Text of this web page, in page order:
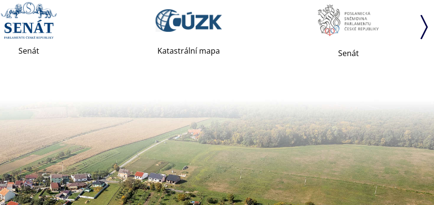
Senát Katastrální mapa Senát